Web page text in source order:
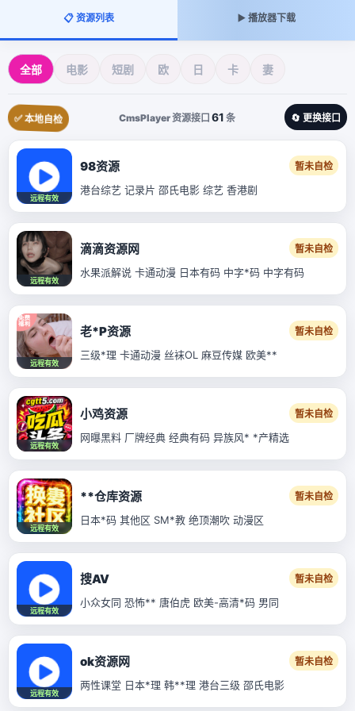
📋 资源列表 ▶️ 播放器下载
全部 电影 短剧 欧 日 卡 妻
✅ 本地自检 CmsPlayer 资源接口 61 条 🔄 更换接口
远程有效
98资源 暂未自检
港台综艺 记录片 邵氏电影 综艺 香港剧
远程有效
滴滴资源网 暂未自检
水果派解说 卡通动漫 日本有码 中字*码 中字有码
远程有效
老*P资源 暂未自检
三级*理 卡通动漫 丝袜OL 麻豆传媒 欧美**
远程有效
小鸡资源 暂未自检
网曝黑料 厂牌经典 经典有码 异族风* *产精选
远程有效
**仓库资源 暂未自检
日本*码 其他区 SM*教 绝顶潮吹 动漫区
远程有效
搜AV 暂未自检
小众女同 恐怖** 唐伯虎 欧美-高清*码 男同
远程有效
ok资源网 暂未自检
两性课堂 日本*理 韩**理 港台三级 邵氏电影